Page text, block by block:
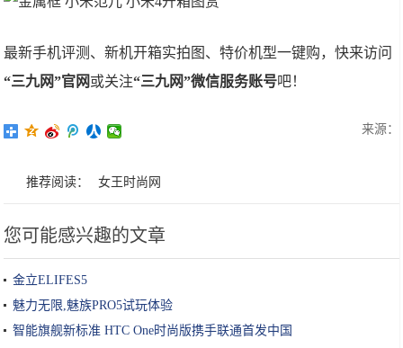
最新手机评测、新机开箱实拍图、特价机型一键购，快来访问
“三九网”官网或关注“三九网”微信服务账号吧！
来源：
推荐阅读： 女王时尚网
您可能感兴趣的文章
金立ELIFES5
魅力无限,魅族PRO5试玩体验
智能旗舰新标准 HTC One时尚版携手联通首发中国